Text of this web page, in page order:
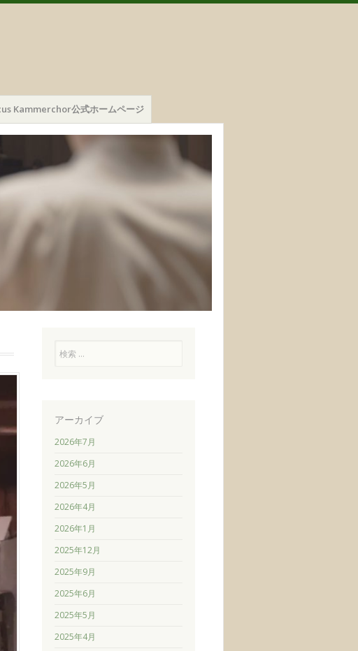
Kammerchor公式ホームページ
索
アーカイブ
2026年7月
2026年6月
2026年5月
2026年4月
2026年1月
2025年12月
2025年9月
2025年6月
2025年5月
2025年4月